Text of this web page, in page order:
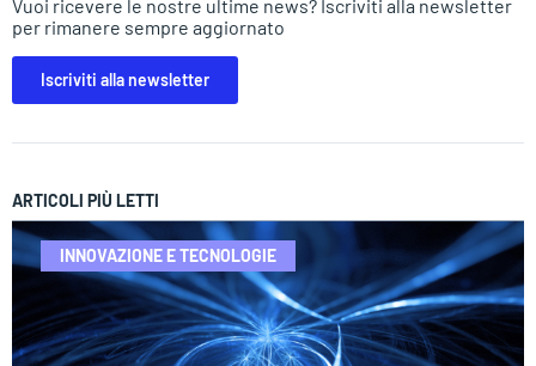
Vuoi ricevere le nostre ultime news? Iscriviti alla newsletter
per rimanere sempre aggiornato
Iscriviti alla newsletter
ARTICOLI PIÙ LETTI
INNOVAZIONE E TECNOLOGIE